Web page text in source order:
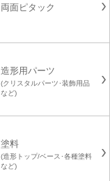
両面ピタック
造形用パーツ
(クリスタルパーツ･装飾用品
など)
塗料
(造形トップ/ベース･各種塗料
など)